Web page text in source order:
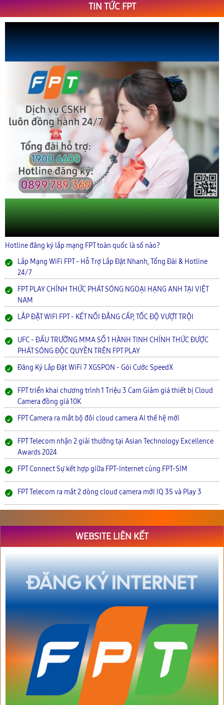
TIN TỨC FPT
Hotline đăng ký lắp mạng FPT toàn quốc là số nào?
Lắp Mạng WiFi FPT - Hỗ Trợ Lắp Đặt Nhanh, Tổng Đài & Hotline
24/7
FPT PLAY CHÍNH THỨC PHÁT SÓNG NGOẠI HẠNG ANH TẠI VIỆT
NAM
LẮP ĐẶT WIFI FPT - KẾT NỐI ĐẲNG CẤP, TỐC ĐỘ VƯỢT TRỘI
UFC - ĐẤU TRƯỜNG MMA SỐ 1 HÀNH TINH CHÍNH THỨC ĐƯỢC
PHÁT SÓNG ĐỘC QUYỀN TRÊN FPT PLAY
Đăng Ký Lắp Đặt WiFi 7 XGSPON - Gói Cước SpeedX
FPT triển khai chương trình 1 Triệu 3 Cam Giảm giá thiết bị Cloud
Camera đồng giá 10K
FPT Camera ra mắt bộ đôi cloud camera AI thế hệ mới
FPT Telecom nhận 2 giải thưởng tại Asian Technology Excellence
Awards 2024
FPT Connect Sự kết hợp giữa FPT-Internet cùng FPT-SIM
FPT Telecom ra mắt 2 dòng cloud camera mới IQ 3S và Play 3
WEBSITE LIÊN KẾT